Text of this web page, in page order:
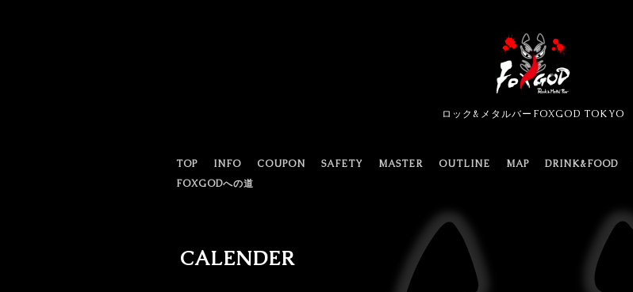
ロック&メタルバーFOXGOD TOKYO
TOP INFO COUPON SAFETY MASTER OUTLINE MAP DRINK&FOOD
FOXGODへの道
CALENDER